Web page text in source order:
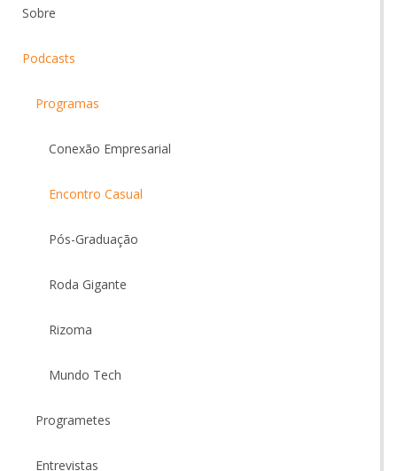
Sobre
Podcasts
Programas
Conexão Empresarial
Encontro Casual
Pós-Graduação
Roda Gigante
Rizoma
Mundo Tech
Programetes
Entrevistas